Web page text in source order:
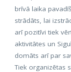
brīvā laika
strādāts, lai
arī pozitīvi tiek
aktivitātes un
domāts arī par
Tiek organizētas